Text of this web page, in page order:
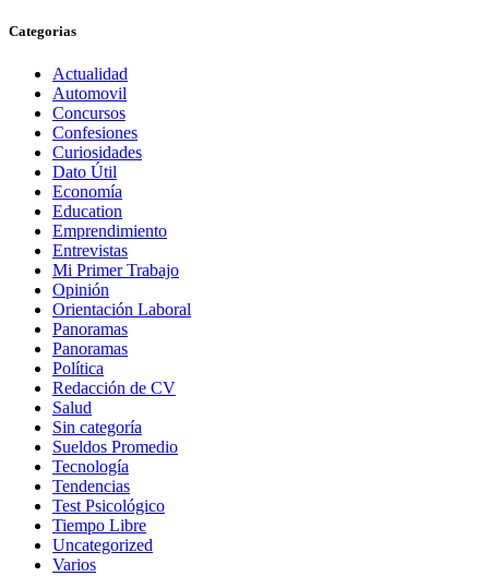
Categorias
Actualidad
Automovil
Concursos
Confesiones
Curiosidades
Dato Útil
Economía
Education
Emprendimiento
Entrevistas
Mi Primer Trabajo
Opinión
Orientación Laboral
Panoramas
Panoramas
Política
Redacción de CV
Salud
Sin categoría
Sueldos Promedio
Tecnología
Tendencias
Test Psicológico
Tiempo Libre
Uncategorized
Varios